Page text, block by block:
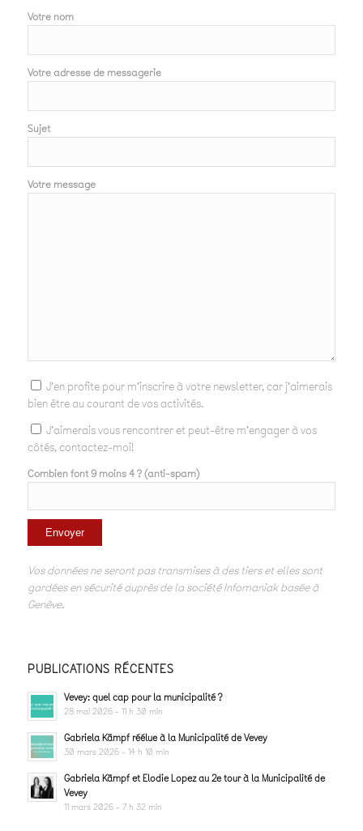
Votre nom
Votre adresse de messagerie
Sujet
Votre message
J'en profite pour m'inscrire à votre newsletter, car j'aimerais
bien être au courant de vos activités.
J'aimerais vous rencontrer et peut-être m'engager à vos
côtés, contactez-moi!
Combien font 9 moins 4 ? (anti-spam)
Vos données ne seront pas transmises à des tiers et elles sont
gardées en sécurité auprès de la société Infomaniak basée à
Genève.
PUBLICATIONS RÉCENTES
Vevey: quel cap pour la municipalité ?
28 mai 2026 - 11 h 30 min
Gabriela Kämpf réélue à la Municipalité de Vevey
30 mars 2026 - 14 h 10 min
Gabriela Kämpf et Elodie Lopez au 2e tour à la Municipalité de
Vevey
11 mars 2026 - 7 h 32 min